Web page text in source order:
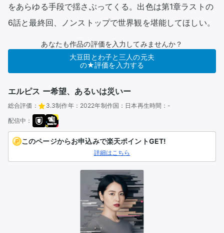
をあらゆる手段で揺さぶってくる。出色は第1章ラストの
6話と最終回、ノンストップで世界観を堪能してほしい。
あなたも作品の評価を入力してみませんか？
大豆田とわ子と三人の元夫
の★評価を入力する
エルピス ー希望、あるいは災いー
総合評価： 3.3制作年： 2022年制作国： 日本再生時間： -
配信中：
このページからお申込みで楽天ポイントGET!
詳細はこちら